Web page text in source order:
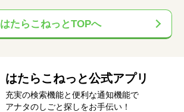
はたらこねっとTOPへ
はたらこねっと公式アプリ
充実の検索機能と便利な通知機能で
アナタのしごと探しをお手伝い！